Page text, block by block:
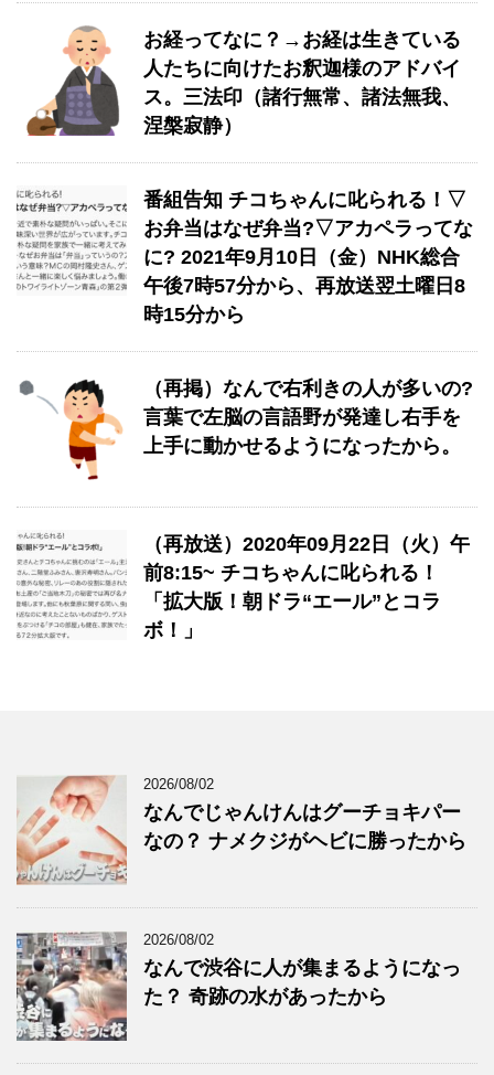
お経ってなに？→お経は生きている
人たちに向けたお釈迦様のアドバイ
ス。三法印（諸行無常、諸法無我、
涅槃寂静）
番組告知 チコちゃんに叱られる！▽
お弁当はなぜ弁当?▽アカペラってな
に? 2021年9月10日（金）NHK総合
午後7時57分から、再放送翌土曜日8
時15分から
（再掲）なんで右利きの人が多いの?
言葉で左脳の言語野が発達し右手を
上手に動かせるようになったから。
（再放送）2020年09月22日（火）午
前8:15~ チコちゃんに叱られる！
「拡大版！朝ドラ“エール”とコラ
ボ！」
2026/08/02
なんでじゃんけんはグーチョキパー
なの？ ナメクジがヘビに勝ったから
2026/08/02
なんで渋谷に人が集まるようになっ
た？ 奇跡の水があったから